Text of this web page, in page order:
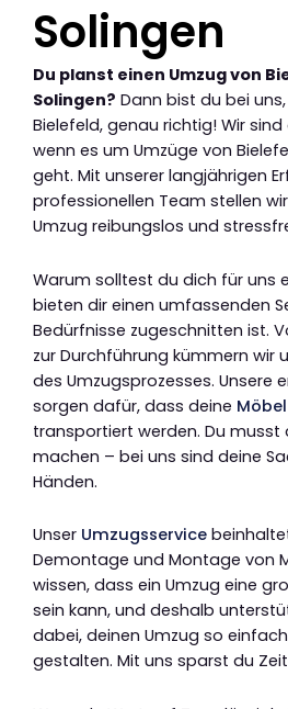
Solingen
Du planst einen Umzug von
Solingen? Dann bist du bei
Bielefeld, genau richtig! Wir
wenn es um Umzüge von
geht. Mit unserer langjährigen
professionellen Team stellen
Umzug reibungslos und
Warum solltest du dich für uns
bieten dir einen umfassenden
Bedürfnisse zugeschnitten ist.
zur Durchführung kümmern wir
des Umzugsprozesses. Unsere
sorgen dafür, dass deine Möbel
transportiert werden. Du musst
machen – bei uns sind deine
Händen.
Unser Umzugsservice
Demontage und Montage von
wissen, dass ein Umzug eine
sein kann, und deshalb
dabei, deinen Umzug so
gestalten. Mit uns sparst du